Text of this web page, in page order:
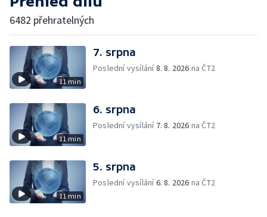
6482 přehratelných
11 min
7. srpna
Poslední vysílání8. 8. 2026 na ČT2
11 min
6. srpna
Poslední vysílání 7. 8. 2026 na ČT2
11 min
5. srpna
Poslední vysílání6. 8. 2026 na ČT2